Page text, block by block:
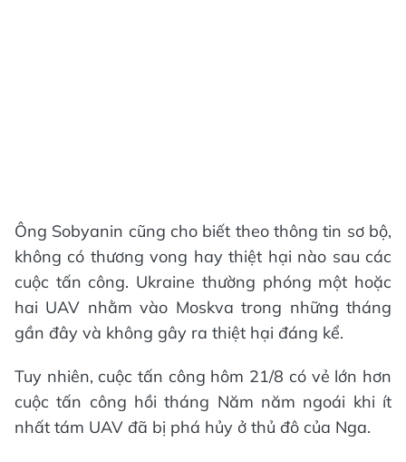
Ông Sobyanin cũng cho biết theo thông tin sơ bộ,
không có thương vong hay thiệt hại nào sau các
cuộc tấn công. Ukraine thường phóng một hoặc
hai UAV nhằm vào Moskva trong những tháng
gần đây và không gây ra thiệt hại đáng kể.
Tuy nhiên, cuộc tấn công hôm 21/8 có vẻ lớn hơn
cuộc tấn công hồi tháng Năm năm ngoái khi ít
nhất tám UAV đã bị phá hủy ở thủ đô của Nga.